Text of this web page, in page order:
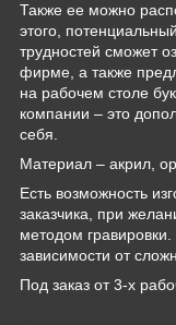
Также ее можно
этого,
трудностей сможет
фирме, а также
на рабочем столе
компании – это
себя.
Материал – акрил,
Есть возможность
заказчика, при
методом
зависимости от
Под заказ от 3-х